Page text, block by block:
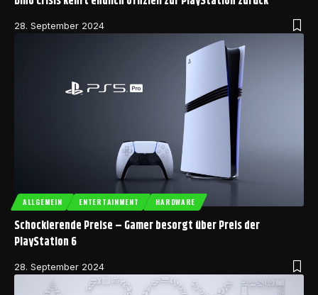
28. September 2024
ALLGEMEIN ENTERTAINMENT HARDWARE
Schockierende Preise – Gamer besorgt über Preis der
PlayStation 6
28. September 2024